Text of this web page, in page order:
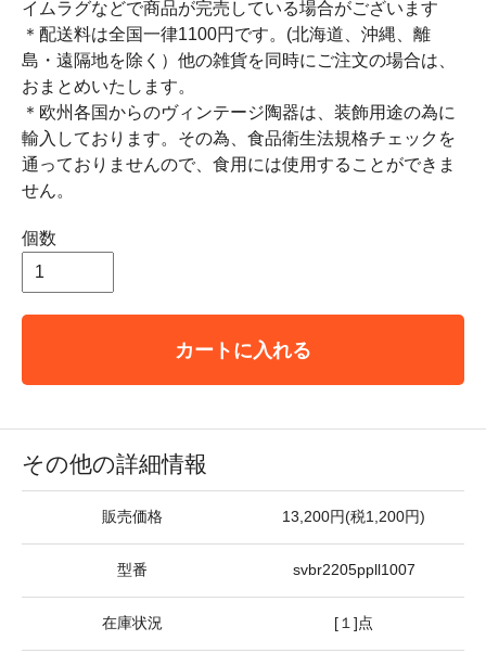
イムラグなどで商品が完売している場合がございます
＊配送料は全国一律1100円です。(北海道、沖縄、離
島・遠隔地を除く）他の雑貨を同時にご注文の場合は、
おまとめいたします。
＊欧州各国からのヴィンテージ陶器は、装飾用途の為に
輸入しております。その為、食品衛生法規格チェックを
通っておりませんので、食用には使用することができま
せん。
個数
カートに入れる
その他の詳細情報
販売価格 13,200円(税1,200円)
型番 svbr2205ppll1007
在庫状況 [１]点